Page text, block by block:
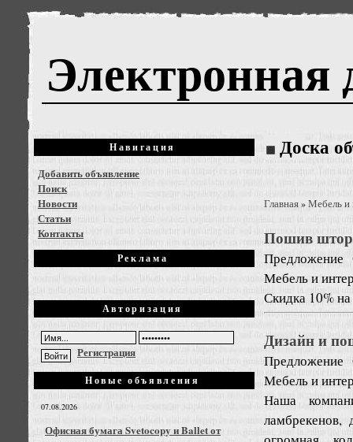
Электронная
Навигация
Добавить объявление
Поиск
Новости
Статьи
Контакты
Реклама
Авторизация
Регистрация
Новые объявления
07.08.2026
Офисная бумага Svetocopy и Ballet от
Доска
Главная»Мебель и
Пошив штор
Предложение
Мебель и
Скидка 10%
Дизайн и
Предложение
Мебель и
Наша